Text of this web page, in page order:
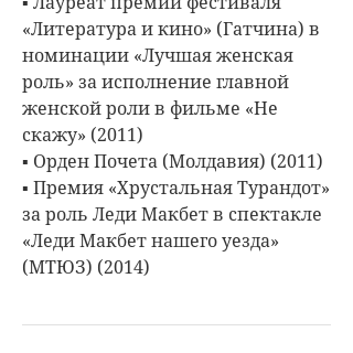
«Литература и кино» (Гатчина) в
номинации «Лучшая женская
роль» за исполнение главной
женской роли в фильме «Не
скажу» (2011)
▪ Орден Почета (Молдавия) (2011)
▪ Премия «Хрустальная Турандот»
за роль Леди Макбет в спектакле
«Леди Макбет нашего уезда»
(МТЮЗ) (2014)